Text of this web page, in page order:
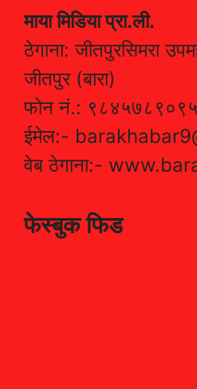
माया मिडिया प्रा.ली.
ठेगाना: जीतपुरसिमरा
जीतपुर (बारा)
फोन नं.: ९८४५७८९०९५
ईमेल:-
वेब ठेगाना:-
फेस्बुक फिड